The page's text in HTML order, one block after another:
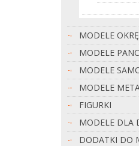
MODELE
MODELE
MODELE
MODELE
FIGURKI
MODELE DLA
DODATKI DO